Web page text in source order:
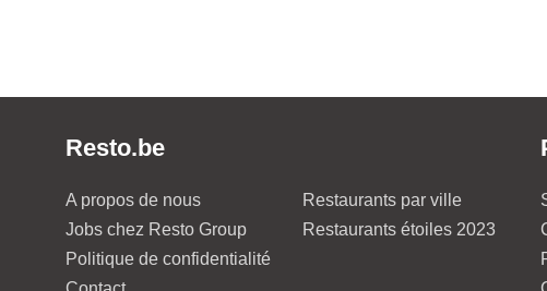
Resto.be
A propos de nous
Jobs chez Resto Group
Politique de confidentialité
Restaurants par ville
Restaurants étoiles 2023